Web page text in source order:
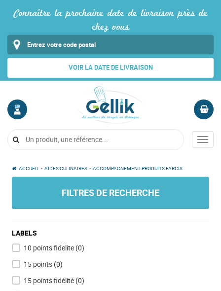
Connaître la prochaine date de livraison près de
chez vous
VOIR LA DATE DE LIVRAISON
COMPTE
Me
Vide
Menu
ACCUEIL • AIDES CULINAIRES • ACCOMPAGNEMENT PRODUITS FARCIS
FILTRES DE RECHERCHE
LABELS
10 points fidelite (0)
15 points (0)
15 points fidélité (0)